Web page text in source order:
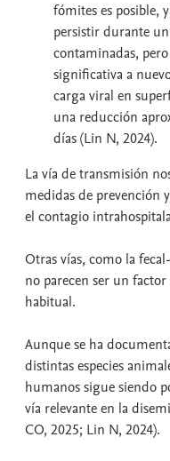
fómites es posible,
persistir durante
contaminadas,
significativa a
carga viral en
una reducción
días (Lin N, 2024).
La vía de transmisión
medidas de prevención
el contagio
Otras vías, como la
no parecen ser un
habitual.
Aunque se ha
distintas especies
humanos sigue siendo
vía relevante en la
CO, 2025; Lin N, 2024).